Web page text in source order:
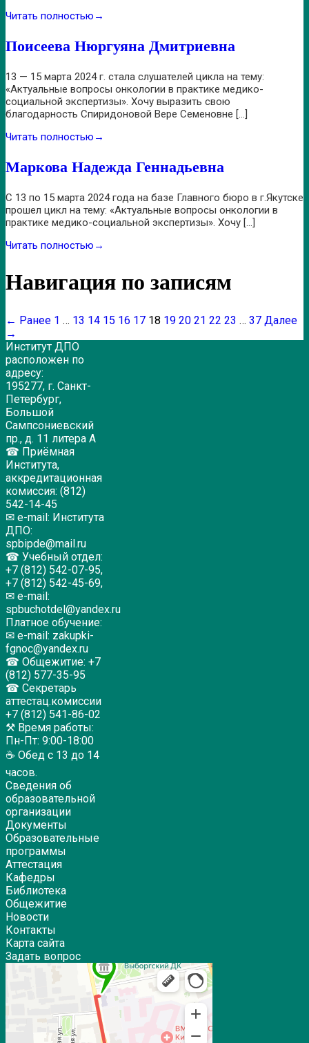
Читать полностью →
Поисеева Нюргуяна Дмитриевна
13 — 15 марта 2024 г. стала слушателей цикла на тему:
«Актуальные вопросы онкологии в практике медико-
социальной экспертизы». Хочу выразить свою
благодарность Спиридоновой Вере Семеновне […]
Читать полностью →
Маркова Надежда Геннадьевна
С 13 по 15 марта 2024 года на базе Главного бюро в г.Якутске
прошел цикл на тему: «Актуальные вопросы онкологии в
практике медико-социальной экспертизы». Хочу […]
Читать полностью →
Навигация по записям
← Ранее 1 … 13 14 15 16 17 18 19 20 21 22 23 … 37 Далее
→
Институт ДПО
расположен по
адресу:
195277, г. Санкт-
Петербург,
Большой
Сампсониевский
пр., д. 11 литера А
☎ Приёмная
Института,
аккредитационная
комиссия: (812)
542-14-45
✉ e-mail: Института
ДПО:
spbipde@mail.ru
☎ Учебный отдел:
+7 (812) 542-07-95,
+7 (812) 542-45-69,
✉ e-mail:
spbuchotdel@yandex.ru
Платное обучение:
✉ e-mail: zakupki-
fgnoc@yandex.ru
☎ Общежитие: +7
(812) 577-35-95
☎ Секретарь
аттестац.комиссии
+7 (812) 541-86-02
⚒ Время работы:
Пн-Пт: 9:00-18:00
☕ Обед с 13 до 14
часов.
Сведения об
образовательной
организации
Документы
Образовательные
программы
Аттестация
Кафедры
Библиотека
Общежитие
Новости
Контакты
Карта сайта
Задать вопрос